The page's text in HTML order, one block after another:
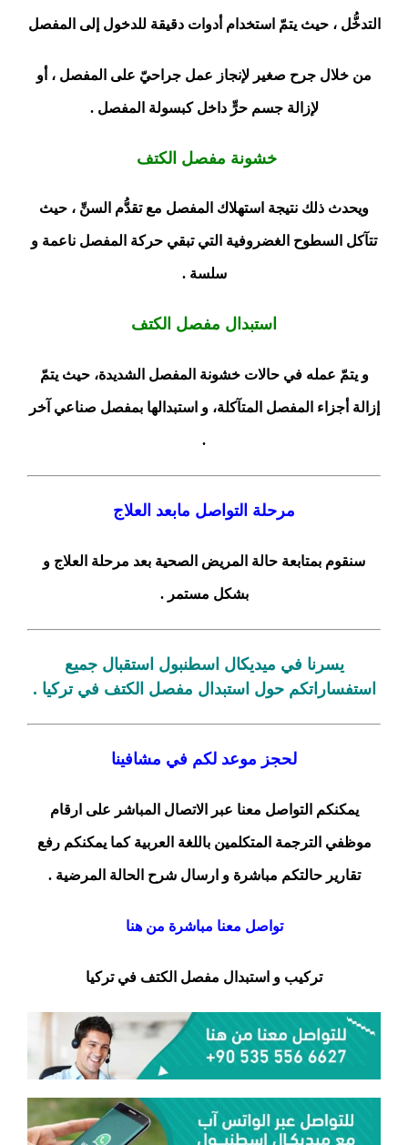
التدخُّل ، حيث يتمّ استخدام أدوات دقيقة للدخول إلى المفصل
من خلال جرح صغير لإنجاز عمل جراحيّ على المفصل ، أو
لإزالة جسم حرٍّ داخل كبسولة المفصل .
خشونة مفصل الكتف
ويحدث ذلك نتيجة استهلاك المفصل مع تقدُّم السنِّ ، حيث
تتآكل السطوح الغضروفية التي تبقي حركة المفصل ناعمة و
سلسة .
استبدال مفصل الكتف
و يتمّ عمله في حالات خشونة المفصل الشديدة، حيث يتمّ
إزالة أجزاء المفصل المتآكلة، و استبدالها بمفصل صناعي آخر
.
مرحلة التواصل مابعد العلاج
سنقوم بمتابعة حالة المريض الصحية بعد مرحلة العلاج و
بشكل مستمر .
يسرنا في ميديكال اسطنبول استقبال جميع
استفساراتكم حول استبدال مفصل الكتف في تركيا .
لحجز موعد لكم في مشافينا
يمكنكم التواصل معنا عبر الاتصال المباشر على ارقام
موظفي الترجمة المتكلمين باللغة العربية كما يمكنكم رفع
تقارير حالتكم مباشرة و ارسال شرح الحالة المرضية .
تواصل معنا مباشرة من هنا
تركيب و استبدال مفصل الكتف في تركيا